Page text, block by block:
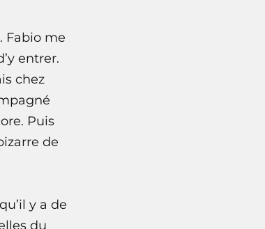
Fabio me
entrer.
chez
Puis
de
y a de
du